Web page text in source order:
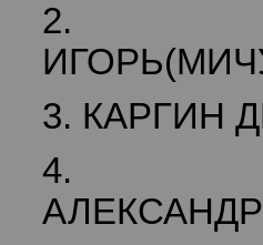
2.
3. КАРГИН
4.